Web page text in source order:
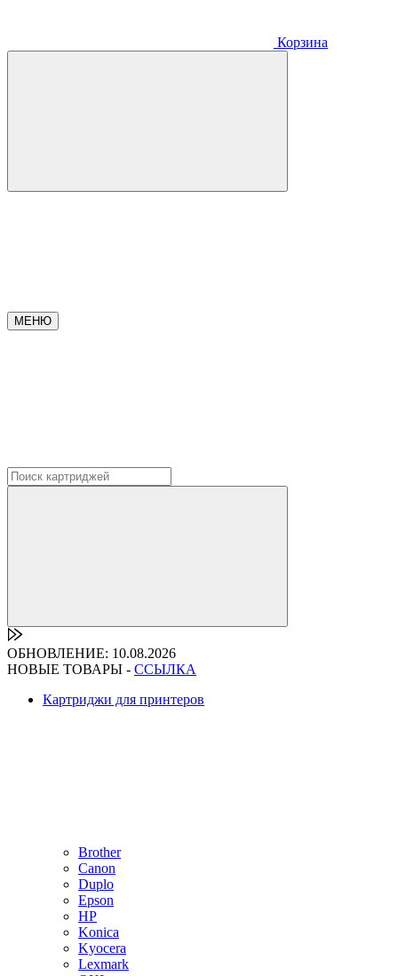
Корзина
МЕНЮ
ОБНОВЛЕНИЕ: 10.08.2026
НОВЫЕ ТОВАРЫ - ССЫЛКА
Картриджи для принтеров
Brother
Canon
Duplo
Epson
HP
Konica
Kyocera
Lexmark